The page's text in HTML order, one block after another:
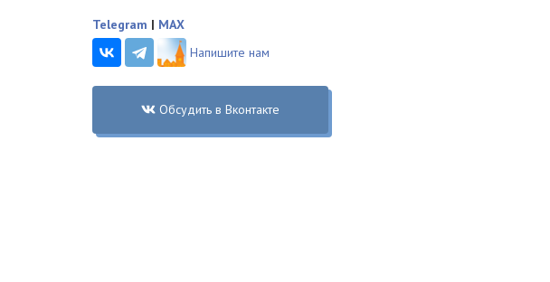
Telegram | MAX
Напишите нам
Обсудить в Вконтакте